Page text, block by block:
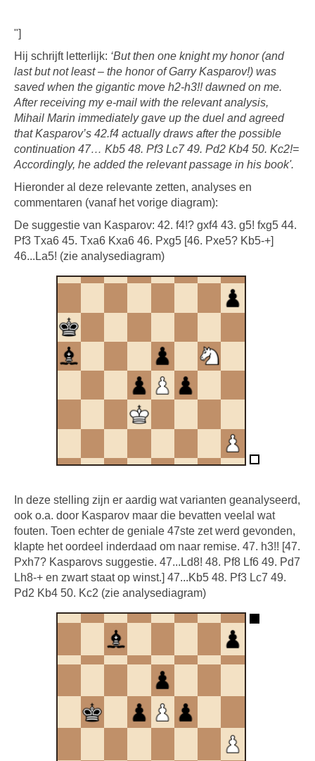
"]
Hij schrijft letterlijk: ‘But then one knight my honor (and
last but not least – the honor of Garry Kasparov!) was
saved when the gigantic move h2-h3!! dawned on me.
After receiving my e-mail with the relevant analysis,
Mihail Marin immediately gave up the duel and agreed
that Kasparov’s 42.f4 actually draws after the possible
continuation 47… Kb5 48. Pf3 Lc7 49. Pd2 Kb4 50. Kc2!=
Accordingly, he added the relevant passage in his book'.
Hieronder al deze relevante zetten, analyses en
commentaren (vanaf het vorige diagram):
De suggestie van Kasparov: 42. f4!? gxf4 43. g5! fxg5 44.
Pf3 Txa6 45. Txa6 Kxa6 46. Pxg5 [46. Pxe5? Kb5-+]
46...La5! (zie analysediagram)
In deze stelling zijn er aardig wat varianten geanalyseerd,
ook o.a. door Kasparov maar die bevatten veelal wat
fouten. Toen echter de geniale 47ste zet werd gevonden,
klapte het oordeel inderdaad om naar remise. 47. h3!! [47.
Pxh7? Kasparovs suggestie. 47...Ld8! 48. Pf8 Lf6 49. Pd7
Lh8-+ en zwart staat op winst.] 47...Kb5 48. Pf3 Lc7 49.
Pd2 Kb4 50. Kc2 (zie analysediagram)